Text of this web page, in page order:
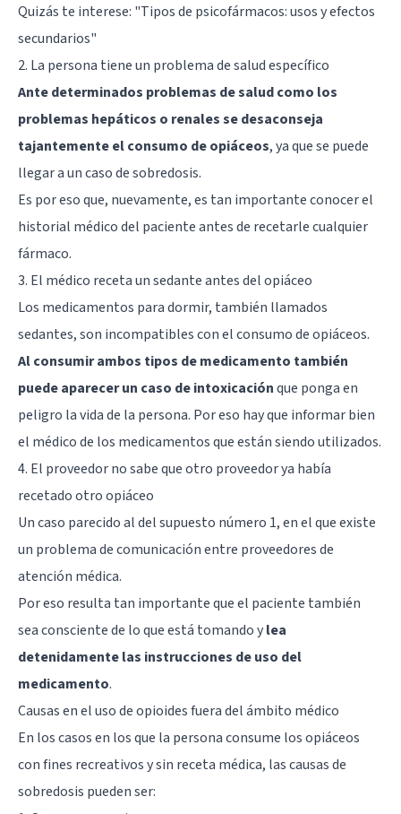
Quizás te interese: "Tipos de psicofármacos: usos y efectos
secundarios"
2. La persona tiene un problema de salud específico
Ante determinados problemas de salud como los
problemas hepáticos o renales se desaconseja
tajantemente el consumo de opiáceos, ya que se puede
llegar a un caso de sobredosis.
Es por eso que, nuevamente, es tan importante conocer el
historial médico del paciente antes de recetarle cualquier
fármaco.
3. El médico receta un sedante antes del opiáceo
Los medicamentos para dormir, también llamados
sedantes, son incompatibles con el consumo de opiáceos.
Al consumir ambos tipos de medicamento también
puede aparecer un caso de intoxicaciónque ponga en
peligro la vida de la persona. Por eso hay que informar bien
el médico de los medicamentos que están siendo utilizados.
4. El proveedor no sabe que otro proveedor ya había
recetado otro opiáceo
Un caso parecido al del supuesto número 1, en el que existe
un problema de comunicación entre proveedores de
atención médica.
Por eso resulta tan importante que el paciente también
sea consciente de lo que está tomando ylea
detenidamente las instrucciones de uso del
medicamento.
Causas en el uso de opioides fuera del ámbito médico
En los casos en los que la persona consume los opiáceos
con fines recreativos y sin receta médica, las causas de
sobredosis pueden ser: